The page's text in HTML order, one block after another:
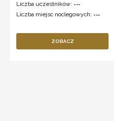
Liczba uczestników: ---
Liczba miejsc noclegowych: ---
ZOBACZ